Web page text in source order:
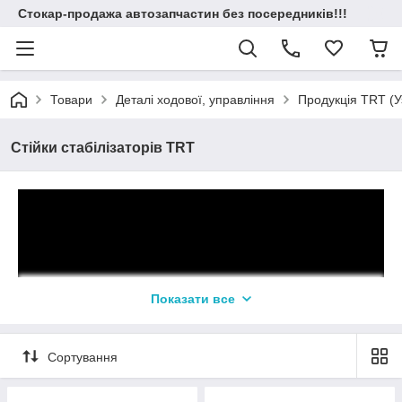
Стокар-продажа автозапчастин без посередників!!!
Товари Деталі ходової, управління Продукція TRT
Стійки стабілізаторів TRT
Показати все
Сортування